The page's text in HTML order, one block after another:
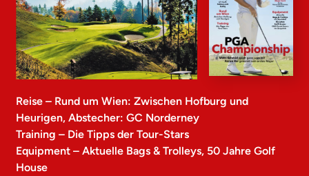
Reise – Rund um Wien: Zwischen Hofburg und
Heurigen, Abstecher: GC Norderney
Training – Die Tipps der Tour-Stars
Equipment – Aktuelle Bags & Trolleys, 50 Jahre Golf
House